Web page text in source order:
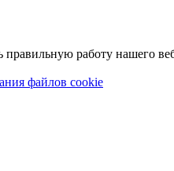
работу нашего
файлов cookie